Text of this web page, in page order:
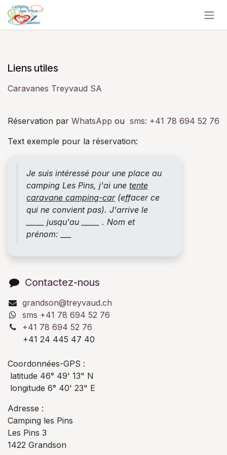
Se rendre au contenu
Liens utiles
Caravanes Treyvaud SA
Réservation par WhatsApp ou sms: +41 78 694 52 76
Text exemple pour la réservation:
Je suis intéressé pour une place au
camping Les Pins, j'ai une tente
caravane camping-car(effacer ce
qui ne convient pas). J'arrive le
_____ jusqu'au _____ . Nom et
prénom: ___
Contactez-nous
grandson@treyvaud.ch
sms +41 78 694 52 76
+41 78 694 52 76
+41 24 445 47 40
Coordonnées-GPS :
latitude 46° 49' 13" N
longitude 6° 40' 23" E
Adresse :
Camping les Pins
Les Pins 3
1422 Grandson